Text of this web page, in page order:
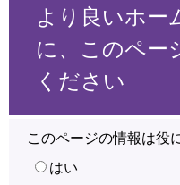
より良いホー
に、このペー
ください
このページの情報は役
はい